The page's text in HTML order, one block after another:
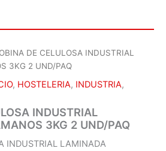
DE CELULOSA INDUSTRIAL
3KG 2 UND/PAQ
, HOSTELERIA, INDUSTRIA,
INDUSTRIAL
3KG 2 UND/PAQ
INDUSTRIAL LAMINADA